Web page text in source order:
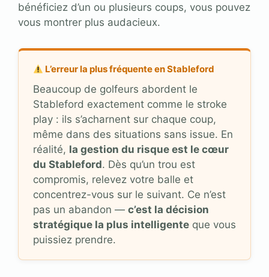
bénéficiez d’un ou plusieurs coups, vous pouvez
vous montrer plus audacieux.
L’erreur la plus fréquente en Stableford
Beaucoup de golfeurs abordent le
Stableford exactement comme le stroke
play : ils s’acharnent sur chaque coup,
même dans des situations sans issue. En
réalité, la gestion du risque est le cœur
du Stableford. Dès qu’un trou est
compromis, relevez votre balle et
concentrez-vous sur le suivant. Ce n’est
pas un abandon — c’est la décision
stratégique la plus intelligente que vous
puissiez prendre.